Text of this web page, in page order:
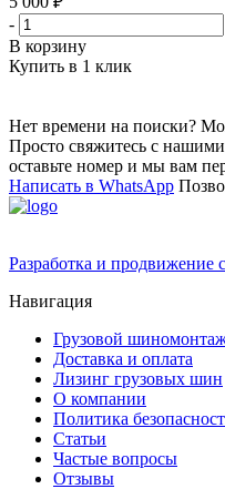
-
В корзину
Купить в 1 клик
Нет времени на поиски?
Просто свяжитесь с
оставьте номер и мы вам
Написать в WhatsApp
Разработка и продвижение
Навигация
Грузовой
Доставка и оплата
Лизинг грузовых шин
О компании
Политика
Статьи
Частые вопросы
Отзывы